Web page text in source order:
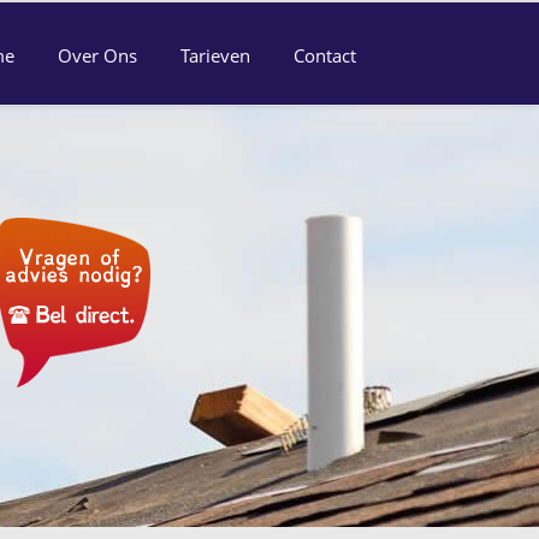
Over Ons Tarieven Contact